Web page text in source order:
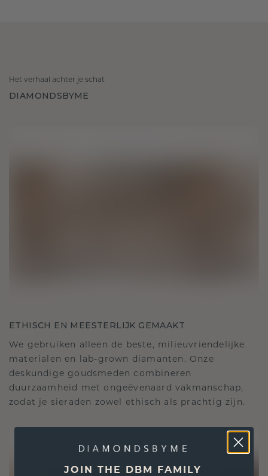
Het verhaal achter je schat
DIAMONDSBYME
ETHISCH EN MEESTERLIJK GEMAAKT
We gebruiken alleen de beste, milieuvriendelijke
materialen en lab-grown diamanten. Onze
deskundige goudsmeden combineren
duurzaamheid met ongeëvenaard vakmanschap,
zodat je sieraden zowel ethisch als prachtig zijn.
JOIN THE DBM FAMILY